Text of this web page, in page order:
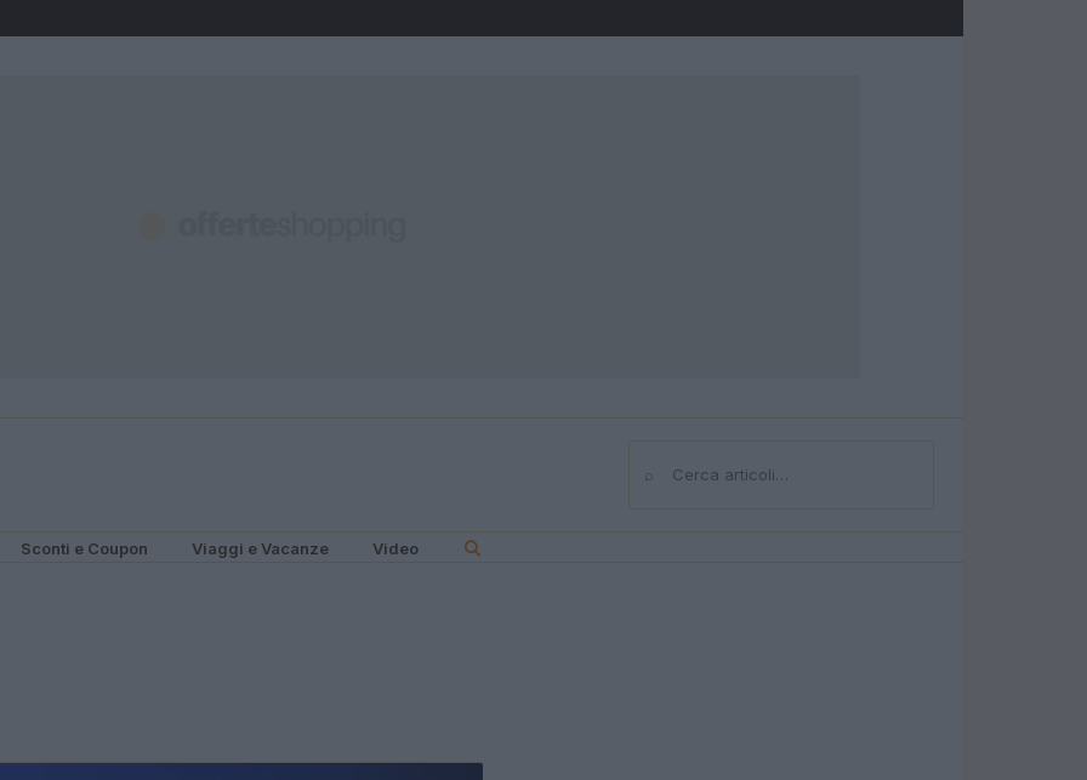
⌕Cerca
Sconti e Coupon Viaggi e Vacanze Video